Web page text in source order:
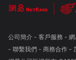
公司簡介- 客戶服務 -
- 聯繫我們- 商務合作-